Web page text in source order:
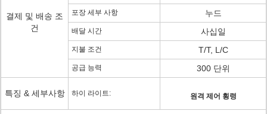
결제 및 배송 조
건
포장 세부 사항 누드
배달 시간 사십일
지불 조건 T/T, L/C
공급 능력 300 단위
특징 & 세부사항 하이 라이트: 원격 제어 횡령